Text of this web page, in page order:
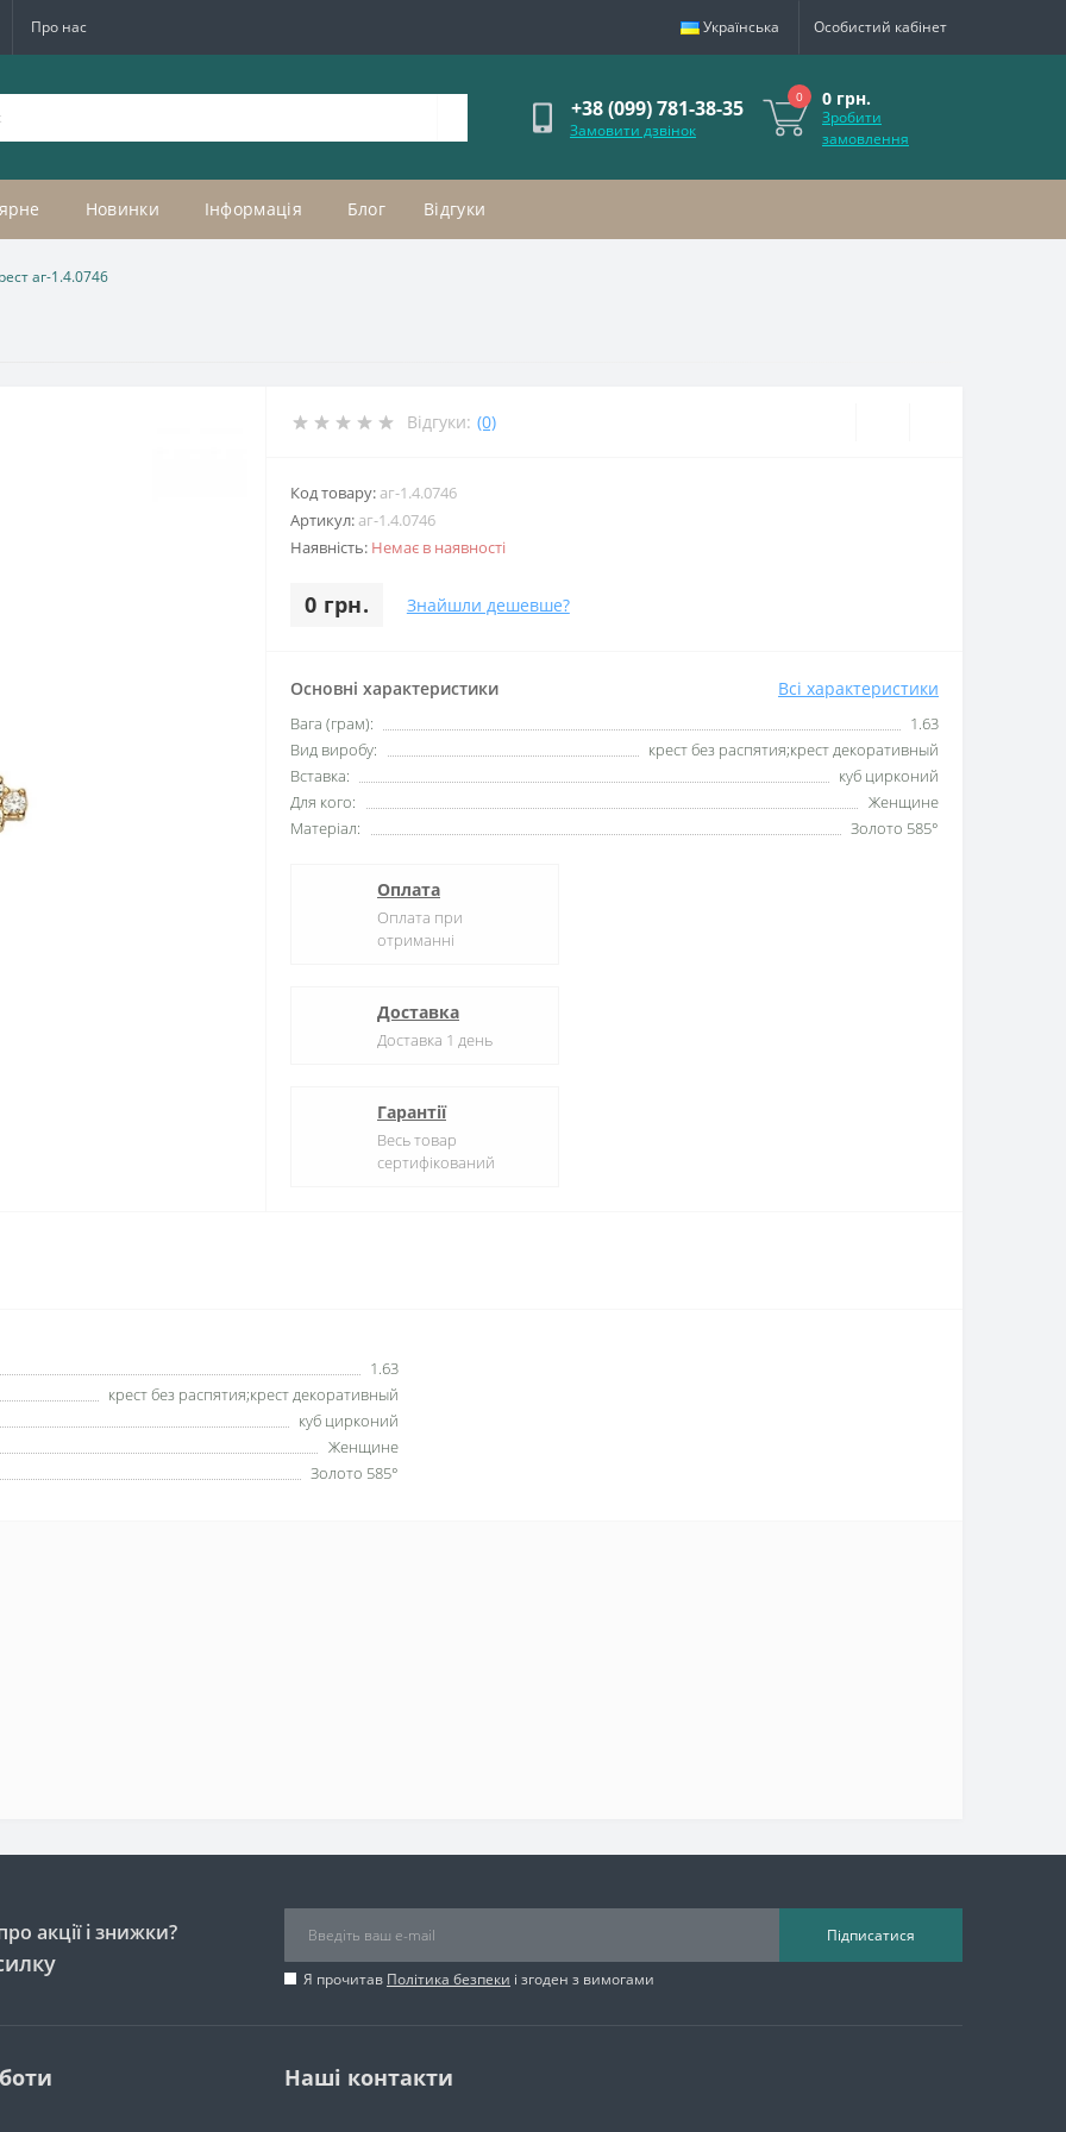
Про нас Українська Особистий кабінет
+38 (099) 781-38-35
Замовити дзвінок
0 0 грн.
Зробити
замовлення
Новинки Інформація Блог Відгуки
аг-1.4.0746
Відгуки: (0)
Код товару: аг-1.4.0746
Артикул: аг-1.4.0746
Наявність: Немає в наявності
0 грн. Знайшли дешевше?
Основні характеристики Всі характеристики
Вага (грам):
1.63
Вид виробу:
крест без распятия;крест декоративный
Вставка:
куб цирконий
Для кого:
Женщине
Матеріал:
Золото 585°
Оплата
Оплата при
отриманні
Доставка
Доставка 1 день
Гарантії
Весь товар
сертифікований
1.63
крест без распятия;крест декоративный
куб цирконий
Женщине
Золото 585°
акції і знижки? Підписатися
Я прочитав Політика безпеки і згоден з вимогами
Наші контакти